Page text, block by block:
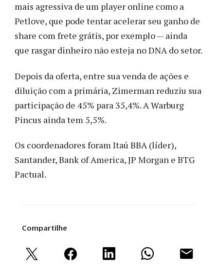
mais agressiva de um player online como a
Petlove, que pode tentar acelerar seu ganho de
share com frete grátis, por exemplo — ainda
que rasgar dinheiro não esteja no DNA do setor.
Depois da oferta, entre sua venda de ações e
diluição com a primária, Zimerman reduziu sua
participação de 45% para 35,4%. A Warburg
Pincus ainda tem 5,5%.
Os coordenadores foram Itaú BBA (líder),
Santander, Bank of America, JP Morgan e BTG
Pactual.
Compartilhe